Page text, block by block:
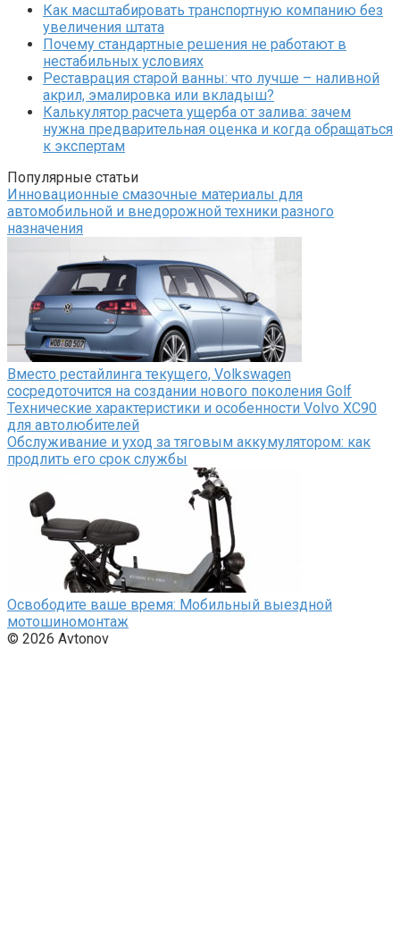
Как масштабировать транспортную компанию без
увеличения штата
Почему стандартные решения не работают в
нестабильных условиях
Реставрация старой ванны: что лучше – наливной
акрил, эмалировка или вкладыш?
Калькулятор расчета ущерба от залива: зачем
нужна предварительная оценка и когда обращаться
к экспертам
Популярные статьи
Инновационные смазочные материалы для
автомобильной и внедорожной техники разного
назначения
Вместо рестайлинга текущего, Volkswagen
сосредоточится на создании нового поколения Golf
Технические характеристики и особенности Volvo XC90
для автолюбителей
Обслуживание и уход за тяговым аккумулятором: как
продлить его срок службы
Освободите ваше время: Мобильный выездной
мотошиномонтаж
© 2026 Avtonov